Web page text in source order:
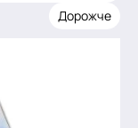
Дорожче